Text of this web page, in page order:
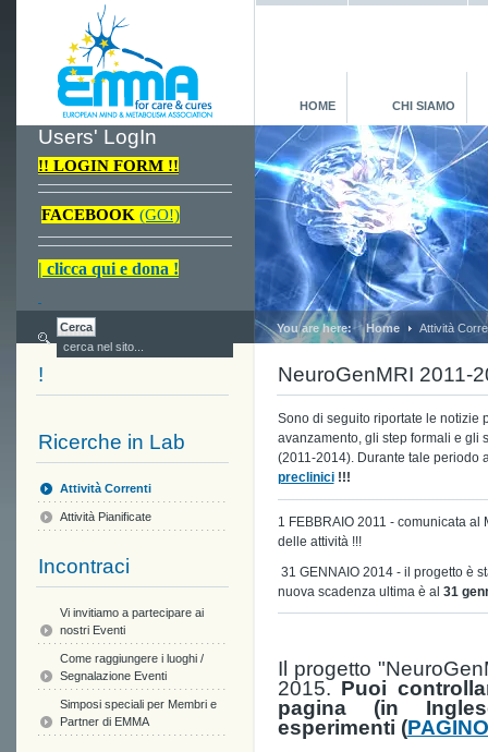
HOME CHI SIAMO
Users' LogIn
!! LOGIN FORM !!
FACEBOOK (GO!)
| clicca qui e dona !
You are here: Home Attività
NeuroGenMRI 2011-
Sono di seguito riportate le notizie
avanzamento, gli step formali e gli
(2011-2014). Durante tale periodo
preclinici!!!
1 FEBBRAIO 2011 - comunicata
delle attività !!!
31 GENNAIO 2014 - il progetto è
nuova scadenza ultima è al 31
Il progetto
2015. Puoi
pagina (in
esperimenti (
!
Ricerche in Lab
Attività Correnti
Attività Pianificate
Incontraci
Vi invitiamo a partecipare ai
nostri Eventi
Come raggiungere i luoghi /
Segnalazione Eventi
Simposi speciali per Membri e
Partner di EMMA